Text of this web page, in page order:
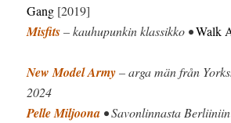
Gang [2019]
Misfits– kauhupunkin klassikko •Walk
New Model Army– arga män från
2024
Pelle Miljoona • Savonlinnasta